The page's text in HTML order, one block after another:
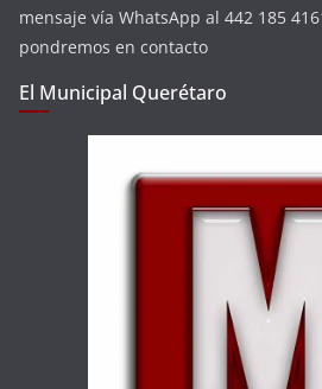
mensaje vía WhatsApp al 442 185
pondremos en contacto
El Municipal Querétaro